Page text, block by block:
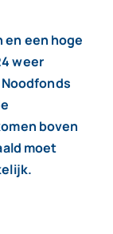
en een hoge
weer
boven
moet